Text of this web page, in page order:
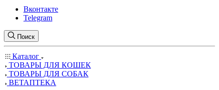
Вконтакте
Telegram
Поиск
Каталог
ТОВАРЫ ДЛЯ КОШЕК
ТОВАРЫ ДЛЯ СОБАК
ВЕТАПТЕКА